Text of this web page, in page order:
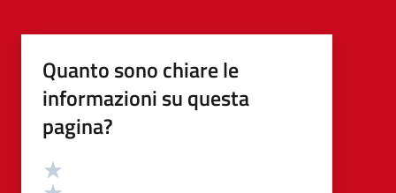
Quanto sono chiare le
informazioni su questa
pagina?
Valutazione